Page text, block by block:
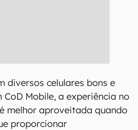
diversos celulares bons e
Mobile, a experiência no
melhor aproveitada quando
proporcionar